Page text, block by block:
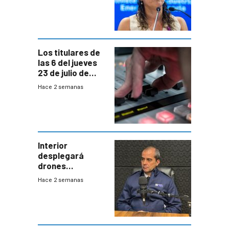
gobierno
Los titulares de
las 6 del jueves
23 de julio de
2026
Hace 2 semanas
Interior
desplegará
drones
autónomos para
Hace 2 semanas